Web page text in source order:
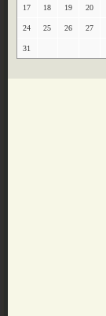
17 18 19 20
24 25 26 27
31